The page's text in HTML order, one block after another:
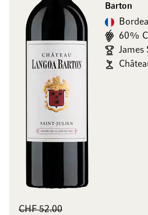
Barton
60%
James
CHF 52.00